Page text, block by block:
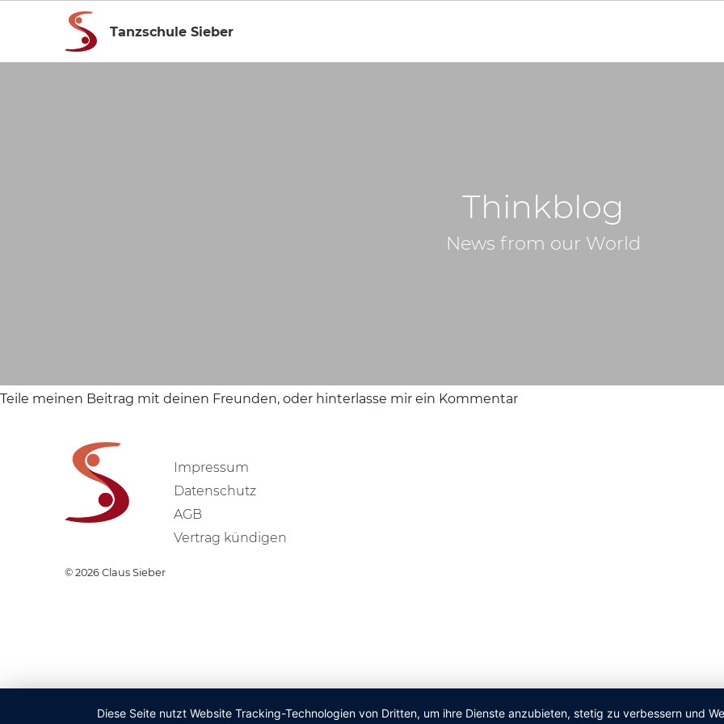
Tanzschule Sieber
Thinkblog
News from our World
Teile meinen Beitrag mit deinen Freunden, oder hinterlasse mir ein Kommentar
Diese Seite nutzt Website Tracking-Technologien von Dritten, um ihre Dienste anzubieten, stetig zu verbessern und
Impressum
Datenschutz
AGB
Vertrag kündigen
© 2026 Claus Sieber